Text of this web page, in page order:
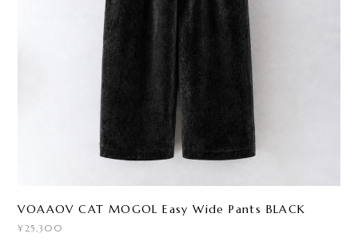
VOAAOV CAT MOGOL Easy Wide Pants BLACK
¥25,300